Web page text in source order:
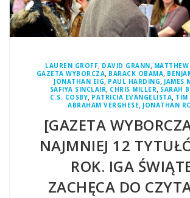
LAUREN GROFF, DAVID GRANN,
GAZETA WYBORCZA, BARACK OBAMA,
JONATHAN EIG, PAUL HARDING, JAMES
SAFIYA SINCLAIR, CHRIS MILLER, SARAH
C.S. COSBY, PATRICIA EVANGELISTA, TIM
ABRAHAM VERGHESE, JONATHAN
[GAZETA
NAJMNIEJ 12
ROK. IGA
ZACHĘCA DO